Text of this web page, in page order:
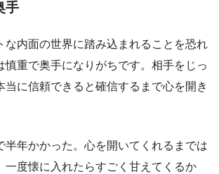
手
な内面の世界に踏み込まれることを恐れ
慎重で奥手になりがちです。相手をじっ
当に信頼できると確信するまで心を開き
半年かかった。心を開いてくれるまでは
一度懐に入れたらすごく甘えてくるか